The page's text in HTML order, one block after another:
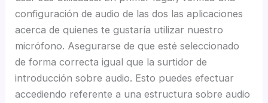
configuración de audio de las dos las aplicaciones
acerca de quienes te gustaría utilizar nuestro
micrófono. Asegurarse de que esté seleccionado
de forma correcta igual que la surtidor de
introducción sobre audio. Esto puedes efectuar
accediendo referente a una estructura sobre audio